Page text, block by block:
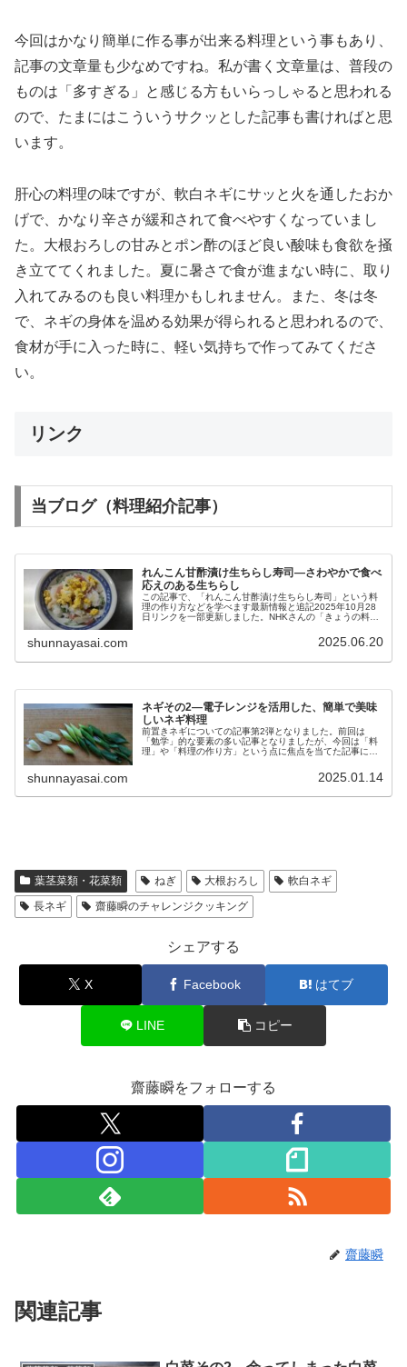
今回はかなり簡単に作る事が出来る料理という事もあり、
記事の文章量も少なめですね。私が書く文章量は、普段の
ものは「多すぎる」と感じる方もいらっしゃると思われる
ので、たまにはこういうサクッとした記事も書ければと思
います。
肝心の料理の味ですが、軟白ネギにサッと火を通したおか
げで、かなり辛さが緩和されて食べやすくなっていまし
た。大根おろしの甘みとポン酢のほど良い酸味も食欲を掻
き立ててくれました。夏に暑さで食が進まない時に、取り
入れてみるのも良い料理かもしれません。また、冬は冬
で、ネギの身体を温める効果が得られると思われるので、
食材が手に入った時に、軽い気持ちで作ってみてくださ
い。
リンク
当ブログ（料理紹介記事）
れんこん甘酢漬け生ちらし寿司―さわやかで食べ
応えのある生ちらし
この記事で、「れんこん甘酢漬け生ちらし寿司」という料
理の作り方などを学べます最新情報と追記2025年10月28
日リンクを一部更新しました。NHKさんの「きょうの料
shunnayasai.com 2025.06.20
ネギその2―電子レンジを活用した、簡単で美味
しいネギ料理
前置きネギについての記事第2弾となりました。前回は
「勉学」的な要素の多い記事となりましたが、今回は「料
理」や「料理の作り方」という点に焦点を当てた記事にな
shunnayasai.com 2025.01.14
葉茎菜類・花菜類 ねぎ 大根おろし
軟白ネギ
長ネギ
齋藤瞬のチャレンジクッキング
シェアする
X Facebook はてブ
LINE コピー
齋藤瞬をフォローする
齋藤瞬
関連記事